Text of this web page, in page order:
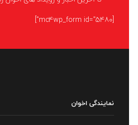
[mc4wp_form id="5480"]
نمایندگی اخوان